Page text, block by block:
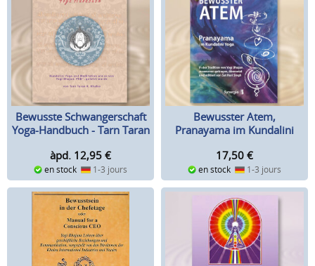
Bewusste Schwangerschaft
Yoga-Handbuch - Tarn Taran
àpd. 12,95 €
en stock 1-3 jours
Bewusster Atem,
Pranayama im Kundalini
17,50 €
en stock 1-3 jours